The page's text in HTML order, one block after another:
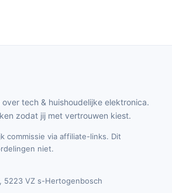
tech & huishoudelijke elektronica.
zodat jij met vertrouwen kiest.
commissie via affiliate-links. Dit
niet.
5223 VZ s-Hertogenbosch